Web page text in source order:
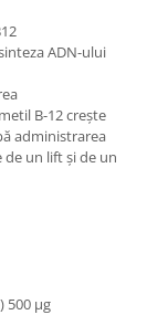
ADN-ului
B-12 crește
administrarea
un lift și de un
500 µg